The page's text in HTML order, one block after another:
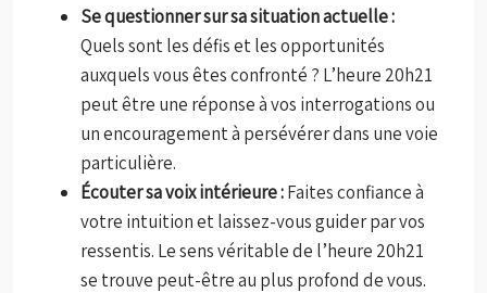
Se questionner sur sa situation actuelle :
Quels sont les défis et les opportunités
auxquels vous êtes confronté ? L’heure 20h21
peut être une réponse à vos interrogations ou
un encouragement à persévérer dans une voie
particulière.
Écouter sa voix intérieure :Faites confiance à
votre intuition et laissez-vous guider par vos
ressentis. Le sens véritable de l’heure 20h21
se trouve peut-être au plus profond de vous.